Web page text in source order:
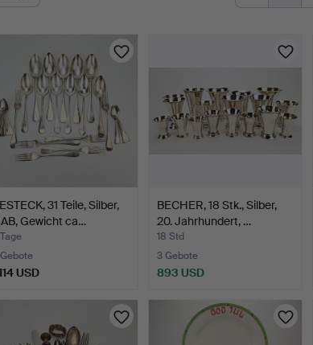
31 Teile, Silber,
Gewicht ca…
USD
BECHER, 18 Stk., Silber,
20. Jahrhundert, …
18 Std
3 Gebote
893 USD